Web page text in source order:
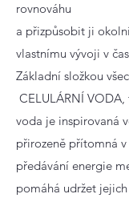
rovnováhu
a přizpůsobit ji
vlastnímu vývoji v
Základní složkou
CELULÁRNÍ
voda je inspirovaná
přirozeně přítomná
předávání energie
pomáhá udržet